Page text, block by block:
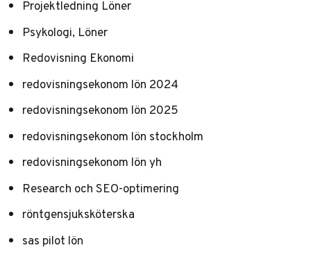
Projektledning Löner
Psykologi, Löner
Redovisning Ekonomi
redovisningsekonom lön 2024
redovisningsekonom lön 2025
redovisningsekonom lön stockholm
redovisningsekonom lön yh
Research och SEO-optimering
röntgensjuksköterska
sas pilot lön